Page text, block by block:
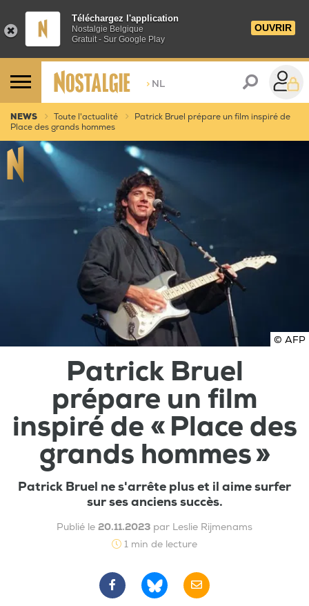
Téléchargez l'application
Nostalgie Belgique
Gratuit - Sur Google Play
OUVRIR
> NL
NEWS Toute l'actualité
Patrick Bruel prépare un film inspiré de
Place des grands hommes
© AFP
Patrick Bruel
prépare un film
inspiré de « Place des
grands hommes »
Patrick Bruel ne s'arrête plus et il aime surfer
sur ses anciens succès.
Publié le 20.11.2023 par Leslie Rijmenams
1 min de lecture